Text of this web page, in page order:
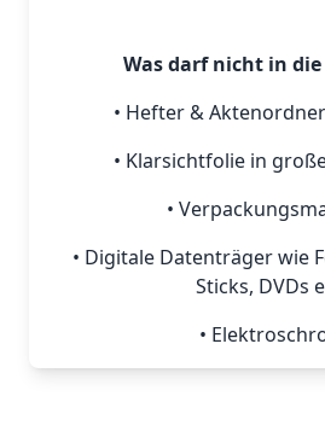
Was darf nicht in
• Hefter &
• Klarsichtfolie in
•
• Digitale Datenträger wie
Sticks, DVDs
•